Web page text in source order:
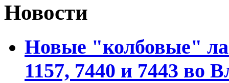
Новости
Новые "колбовые"
1157, 7440 и 7443 во